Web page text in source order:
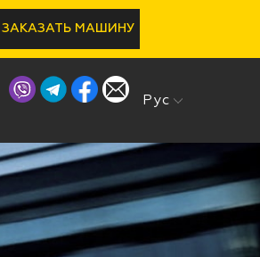
ЗАКАЗАТЬ МАШИНУ
Рус
Укр